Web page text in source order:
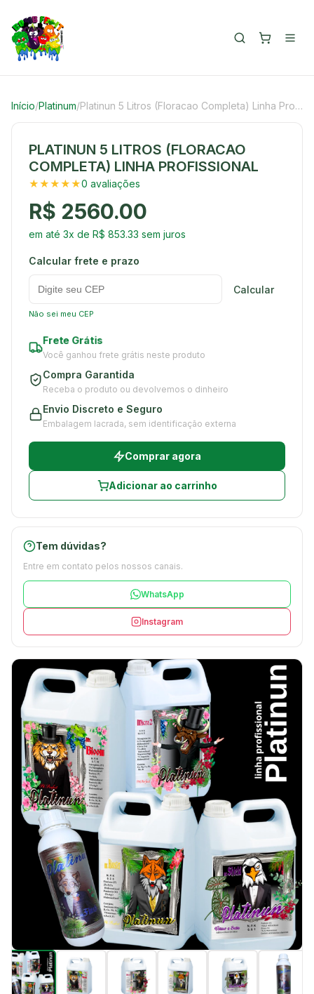
Início/Platinum/ Platinun 5 Litros (Floracao Completa) Linha Profissional
PLATINUN 5 LITROS (FLORACAO
COMPLETA) LINHA PROFISSIONAL
★★★★★0 avaliações
R$ 2560.00
em até 3x de R$ 853.33 sem juros
Calcular frete e prazo
Calcular
Não sei meu CEP
Frete Grátis
Você ganhou frete grátis neste produto
Compra Garantida
Receba o produto ou devolvemos o dinheiro
Envio Discreto e Seguro
Embalagem lacrada, sem identificação externa
Comprar agora
Adicionar ao carrinho
Tem dúvidas?
Entre em contato pelos nossos canais.
WhatsApp
Instagram